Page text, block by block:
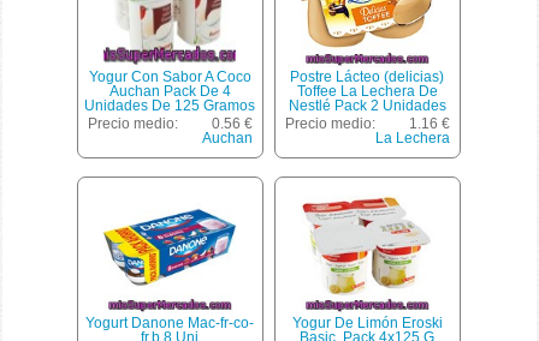
Yogur Con Sabor A Coco
Auchan Pack De 4
Unidades De 125 Gramos
Precio medio:
0.56 €
Auchan
Postre Lácteo (delicias)
Toffee La Lechera De
Nestlé Pack 2 Unidades
De 125 Gramos
Precio medio:
1.16 €
La Lechera
Yogurt Danone Mac-fr-co-
Yogur De Limón Eroski